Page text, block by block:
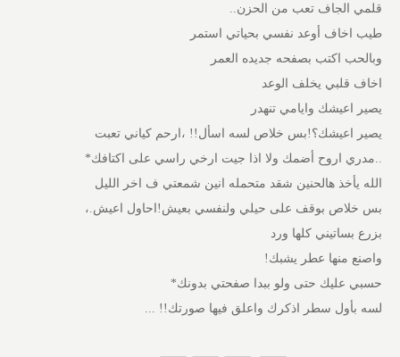
قلمي الجاف تعب من الحزن..
طيب اخاف أوعد نفسي بحياتي استمر
وبالحب اكتب بصفحه جديده العمر
اخاف قلبي يخلف الوعد
يصير اعيشك وايامي تنهدر
يصير اعيشك؟!بس خلاص لسه اسأل!! ،ارحم كياني تعبت
..مدري اروح أضمك ولا اذا جيت ارخي راسي على اكتافك*
الله يأخذ هالحنين شقد متحمله انين شمعتي ف اخر الليل
بس خلاص بوقف على حيلي ولنفسي بعيش!احاول اعيش.،
بزرع بساتيني كلها ورد
واصنع منها عطر يشبك!
حسبي عليك حتى ولو ببدا صفحتي بدونك*
لسه بأول سطر اذكرك واعلق فيها صورتك!! ...